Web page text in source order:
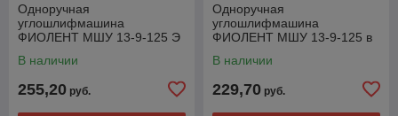
Одноручная
углошлифмашина
ФИОЛЕНТ МШУ 13-9-125 Э
мм, плавный пуск)
В наличии
255,20 руб.
Одноручная
углошлифмашина
ФИОЛЕНТ МШУ 13-9-125 в
мм)
В наличии
229,70 руб.